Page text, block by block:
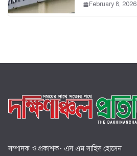
February 8, 2026
সম্পাদক ও প্রকাশক- এস এম সাহিদ হোসেন